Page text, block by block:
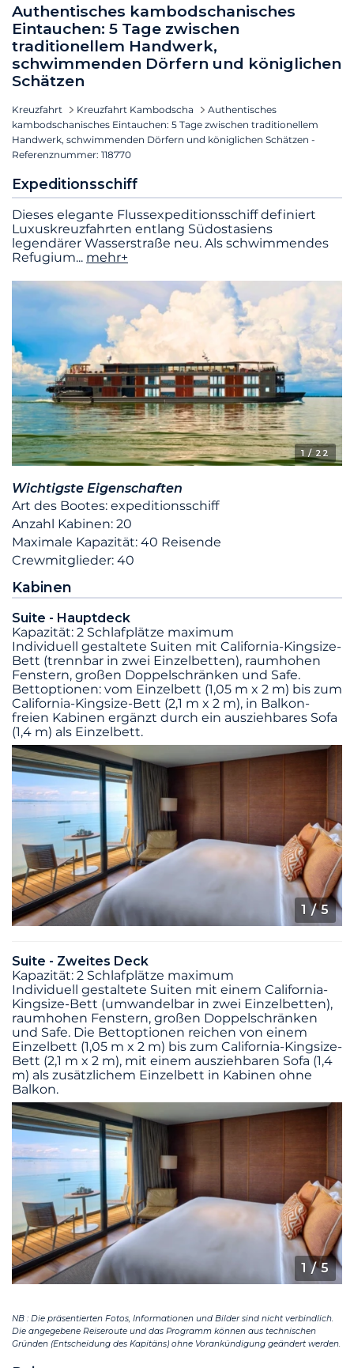
Authentisches kambodschanisches
Eintauchen: 5 Tage zwischen
traditionellem Handwerk,
schwimmenden Dörfern und königlichen
Schätzen
Kreuzfahrt Kreuzfahrt Kambodscha
Authentisches
kambodschanisches Eintauchen: 5 Tage zwischen traditionellem
Handwerk, schwimmenden Dörfern und königlichen Schätzen -
Referenznummer: 118770
Expeditionsschiff
Dieses elegante Flussexpeditionsschiff definiert
Luxuskreuzfahrten entlang Südostasiens
legendärer Wasserstraße neu. Als schwimmendes
Refugium... mehr+
1 / 22
Wichtigste Eigenschaften
Art des Bootes: expeditionsschiff
Anzahl Kabinen: 20
Maximale Kapazität: 40 Reisende
Crewmitglieder: 40
Kabinen
Suite - Hauptdeck
Kapazität: 2 Schlafplätze maximum
Individuell gestaltete Suiten mit California-Kingsize-
Bett (trennbar in zwei Einzelbetten), raumhohen
Fenstern, großen Doppelschränken und Safe.
Bettoptionen: vom Einzelbett (1,05 m x 2 m) bis zum
California-Kingsize-Bett (2,1 m x 2 m), in Balkon-
freien Kabinen ergänzt durch ein ausziehbares Sofa
(1,4 m) als Einzelbett.
1 / 5
Suite - Zweites Deck
Kapazität: 2 Schlafplätze maximum
Individuell gestaltete Suiten mit einem California-
Kingsize-Bett (umwandelbar in zwei Einzelbetten),
raumhohen Fenstern, großen Doppelschränken
und Safe. Die Bettoptionen reichen von einem
Einzelbett (1,05 m x 2 m) bis zum California-Kingsize-
Bett (2,1 m x 2 m), mit einem ausziehbaren Sofa (1,4
m) als zusätzlichem Einzelbett in Kabinen ohne
Balkon.
1 / 5
NB : Die präsentierten Fotos, Informationen und Bilder sind nicht verbindlich.
Die angegebene Reiseroute und das Programm können aus technischen
Gründen (Entscheidung des Kapitäns) ohne Vorankündigung geändert werden.